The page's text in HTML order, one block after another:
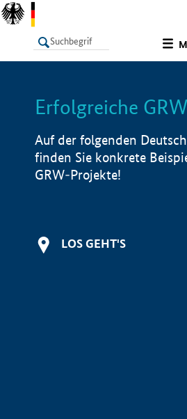
LISTE
Erfolgreiche
Auf der folgenden
finden Sie konkrete
GRW-Projekte!
LOS GEHT'S